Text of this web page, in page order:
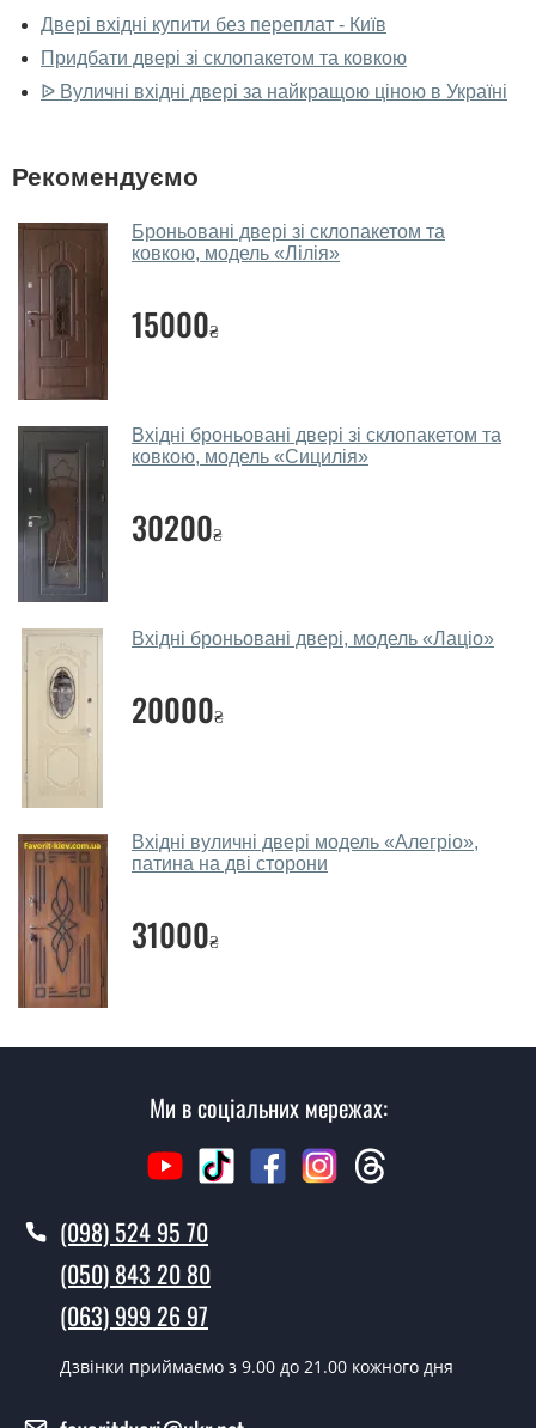
двері наживо?
Так, можна подивитися вуличні двері у нашому
фірмовому салоні-магазині.
Так, у нас великий вибір міжкімнатних та вхідних
Чи допомагаєте ви вибрати вуличні
Так. Ми консультуємо покупців
месенджери, онлайн-чат або безпосередньо в нашому
салоні-магазині.
Які вуличні двері порадите?
Наші рекомендації залежать від необхідних
параметрів, бюджету та інших факторів. Підбір
вуличних дверей проводиться індивідуально для
кожного відвідувача.
Так, робимо. Наші фахівці можуть зробити замір та
консультацію на виїзді. Кожен співробітник має із
собою каталоги кольорів та візерунків. Після виміру та
консультації Ви можете оформити заявку, не
відвідуючи наш офіс.
Виклик замірника-консультанта коштує 450 грн.
Ви робите установку вуличних
дверей?
Так робимо. Монтаж вуличних дверей проводиться
згідно з чергою, у всі дні крім неділі.
Як швидко можете встановити двері
У той самий день протягом кількох годин, за умови
наявності їх на складі, чи наступного дня.
Чи можна на сьогодні викликати
замірника?
Двері вхідні купити без переплат - Київ
Придбати двері зі склопакетом та ковкою
ᐉ Вуличні вхідні двері за найкращою ціною в Україні
Рекомендуємо
Броньовані двері зі склопакетом та
ковкою, модель «Лілія»
15000₴
Вхідні броньовані двері зі склопакетом та
ковкою, модель «Сицилія»
30200₴
Вхідні броньовані двері, модель «Лаціо»
20000₴
Вхідні вуличні двері модель «Алегріо»,
патина на дві сторони
31000₴
Ми в соціальних мережах:
(098) 524 95 70
(050) 843 20 80
(063) 999 26 97
Дзвінки приймаємо з 9.00 до 21.00 кожного дня